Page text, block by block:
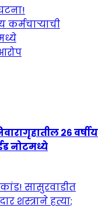
२६ वर्षीय
नोटमध्ये